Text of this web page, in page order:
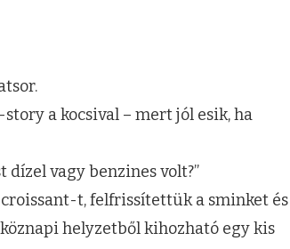
a kocsival – mert jól esik, ha
dízel vagy benzines volt?”
t, felfrissítettük a sminket és
helyzetből kihozható egy kis